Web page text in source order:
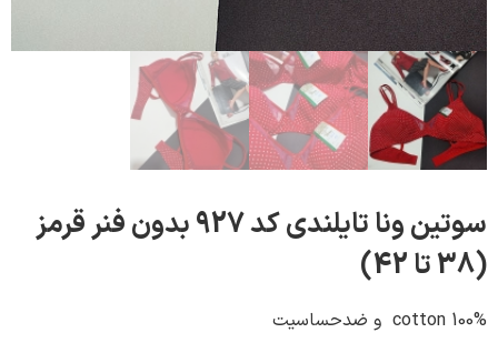
سوتین ونا تایلندی کد 927 بدون فنر قرمز